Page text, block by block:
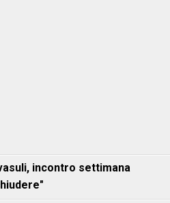
incontro settimana